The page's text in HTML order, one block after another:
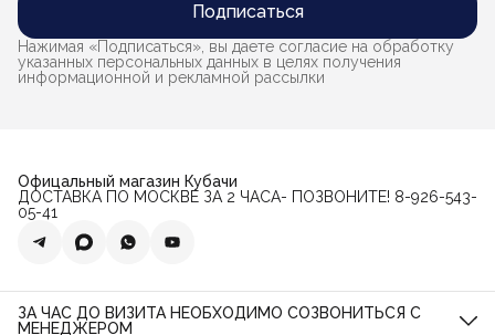
Подписаться
Нажимая «Подписаться», вы даете согласие на обработку
указанных персональных данных в целях получения
информационной и рекламной рассылки
Офицальный магазин Кубачи
ДОСТАВКА ПО МОСКВЕ ЗА 2 ЧАСА- ПОЗВОНИТЕ! 8-926-543-
05-41
ЗА ЧАС ДО ВИЗИТА НЕОБХОДИМО СОЗВОНИТЬСЯ С
МЕНЕДЖЕРОМ